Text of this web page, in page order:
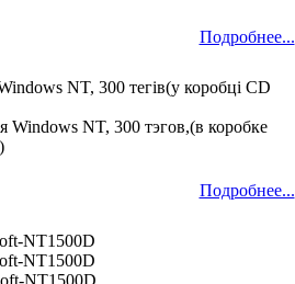
Подробнее...
NT, 300 тегів(у коробці CD
Windows NT, 300 тэгов,(в коробке
Подробнее...
NT1500D
NT1500D
NT1500D